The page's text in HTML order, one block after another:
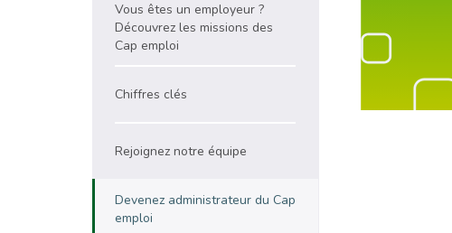
Vous êtes un employeur ?
Découvrez les missions des
Cap emploi
Chiffres clés
Rejoignez notre équipe
Devenez administrateur du Cap
emploi